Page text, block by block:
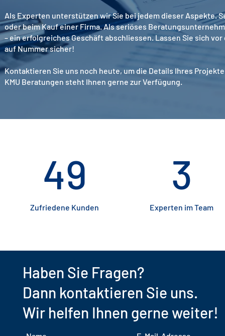
Als Experten unterstützen wir Sie bei jedem dieser Aspekte.
oder beim Kauf einer Firma. Als seriöses
– ein erfolgreiches Geschäft abschliessen. Lassen Sie sich
auf Nummer sicher!
Kontaktieren Sie uns noch heute, um die Details Ihres
KMU Beratungen steht Ihnen gerne zur Verfügung.
49
Zufriedene Kunden
3
Experten im Team
Haben Sie Fragen?
Dann kontaktieren Sie uns.
Wir helfen Ihnen gerne weiter!